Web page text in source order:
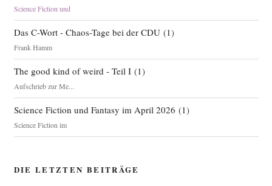
Science Fiction und
Das C-Wort - Chaos-Tage bei der CDU(1)
Frank Hamm
The good kind of weird - Teil I(1)
Aufschrieb zur Me...
Science Fiction und Fantasy im April 2026 (1)
Science Fiction im
DIE LETZTEN BEITRÄGE